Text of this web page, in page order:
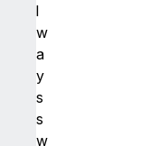
l
w
a
y
s
s
w